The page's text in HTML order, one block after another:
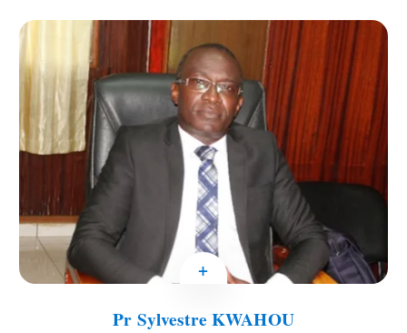
+
Pr Sylvestre KWAHOU